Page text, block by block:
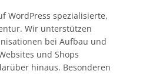
WordPress spezialisierte,
Wir unterstützen
bei Aufbau und
und Shops
hinaus. Besonderen